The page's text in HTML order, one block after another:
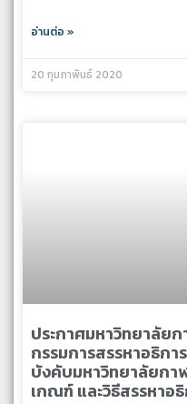
อ่านต่อ »
20 กุมภาพันธ์ 2020
ประกาศมหาวิทยาลัยก
กรรมการสรรหาอธิก
บังคับมหาวิทยาลัยก
เกณฑ์ และวิธีสรรหาอ